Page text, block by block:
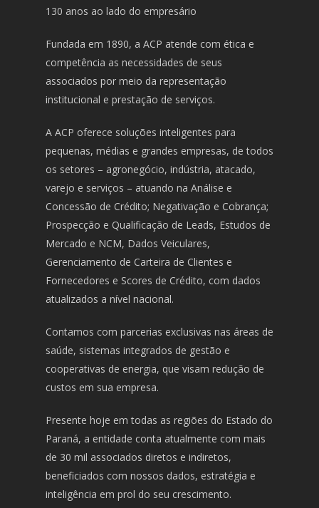
130 anos ao lado do empresário
Fundada em 1890, a ACP atende com ética e
competência as necessidades de seus
associados por meio da representação
institucional e prestação de serviços.
A ACP oferece soluções inteligentes para
pequenas, médias e grandes empresas, de todos
os setores – agronegócio, indústria, atacado,
varejo e serviços – atuando na Análise e
Concessão de Crédito; Negativação e Cobrança;
Prospecção e Qualificação de Leads, Estudos de
Mercado e NCM, Dados Veiculares,
Gerenciamento de Carteira de Clientes e
Fornecedores e Scores de Crédito, com dados
atualizados a nível nacional.
Contamos com parcerias exclusivas nas áreas de
saúde, sistemas integrados de gestão e
cooperativas de energia, que visam redução de
custos em sua empresa.
Presente hoje em todas as regiões do Estado do
Paraná, a entidade conta atualmente com mais
de 30 mil associados diretos e indiretos,
beneficiados com nossos dados, estratégia e
inteligência em prol do seu crescimento.